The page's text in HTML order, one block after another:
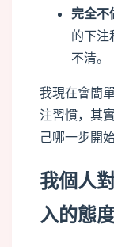
完全不
的下注
不清。
我現在會簡
注習慣，其
己哪一步開
我個人
入的態